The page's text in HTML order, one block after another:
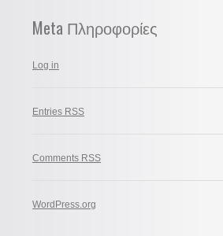
Meta Πληροφορίες
Log in
Entries RSS
Comments RSS
WordPress.org